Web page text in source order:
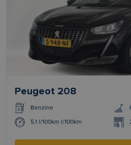
Peugeot 208
Benzine
5,1 l/100km l/100km